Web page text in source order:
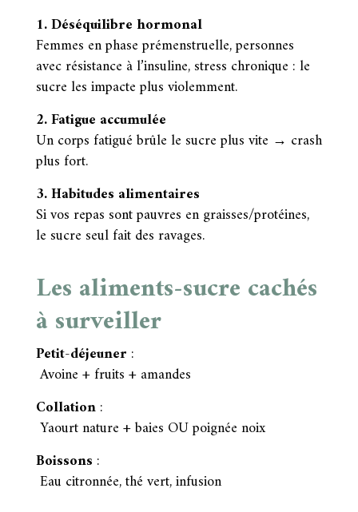
1. Déséquilibre hormonal
Femmes en phase prémenstruelle, personnes
avec résistance à l’insuline, stress chronique : le
sucre les impacte plus violemment.
2. Fatigue accumulée
Un corps fatigué brûle le sucre plus vite → crash
plus fort.
3. Habitudes alimentaires
Si vos repas sont pauvres en graisses/protéines,
le sucre seul fait des ravages.
Les aliments-sucre cachés
à surveiller
Petit-déjeuner :
Avoine + fruits + amandes
Collation:
Yaourt nature + baies OU poignée noix
Boissons :
Eau citronnée, thé vert, infusion